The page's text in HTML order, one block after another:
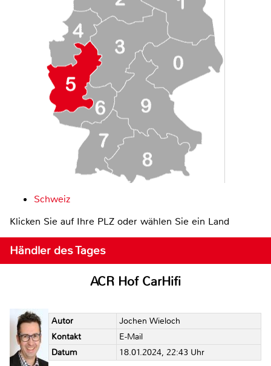
Schweiz
Klicken Sie auf Ihre PLZ oder wählen Sie ein Land
Händler des Tages
ACR Hof CarHifi
Autor
Jochen Wieloch
Kontakt
E-Mail
Datum
18.01.2024, 22:43 Uhr